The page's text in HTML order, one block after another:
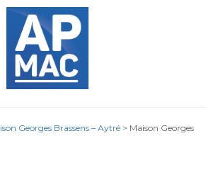
Georges Brassens – Aytré > Maison Georges